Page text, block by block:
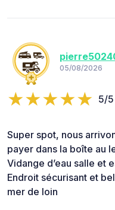
05/08/2026
5/5
Super spot, nous
payer dans la boîte au
Vidange d’eau salle et
Endroit sécurisant et
mer de loin